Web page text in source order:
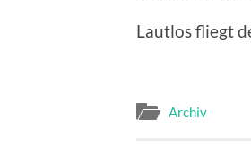
Lautlos fliegt
Archiv